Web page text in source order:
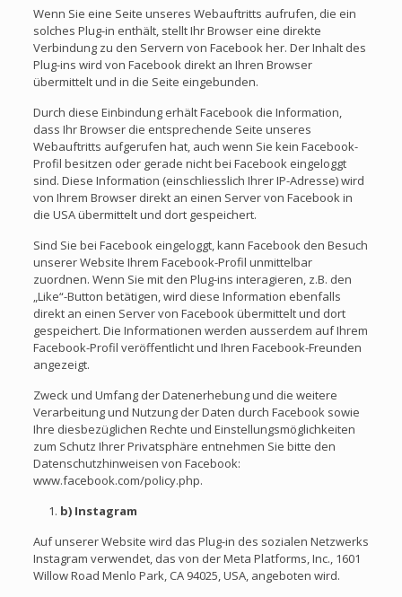
Wenn Sie eine Seite unseres Webauftritts aufrufen, die ein
solches Plug-in enthält, stellt Ihr Browser eine direkte
Verbindung zu den Servern von Facebook her. Der Inhalt des
Plug-ins wird von Facebook direkt an Ihren Browser
übermittelt und in die Seite eingebunden.
Durch diese Einbindung erhält Facebook die Information,
dass Ihr Browser die entsprechende Seite unseres
Webauftritts aufgerufen hat, auch wenn Sie kein Facebook-
Profil besitzen oder gerade nicht bei Facebook eingeloggt
sind. Diese Information (einschliesslich Ihrer IP-Adresse) wird
von Ihrem Browser direkt an einen Server von Facebook in
die USA übermittelt und dort gespeichert.
Sind Sie bei Facebook eingeloggt, kann Facebook den Besuch
unserer Website Ihrem Facebook-Profil unmittelbar
zuordnen. Wenn Sie mit den Plug-ins interagieren, z.B. den
„Like“-Button betätigen, wird diese Information ebenfalls
direkt an einen Server von Facebook übermittelt und dort
gespeichert. Die Informationen werden ausserdem auf Ihrem
Facebook-Profil veröffentlicht und Ihren Facebook-Freunden
angezeigt.
Zweck und Umfang der Datenerhebung und die weitere
Verarbeitung und Nutzung der Daten durch Facebook sowie
Ihre diesbezüglichen Rechte und Einstellungsmöglichkeiten
zum Schutz Ihrer Privatsphäre entnehmen Sie bitte den
Datenschutzhinweisen von Facebook:
www.facebook.com/policy.php.
b) Instagram
Auf unserer Website wird das Plug-in des sozialen Netzwerks
Instagram verwendet, das von der Meta Platforms, Inc., 1601
Willow Road Menlo Park, CA 94025, USA, angeboten wird.